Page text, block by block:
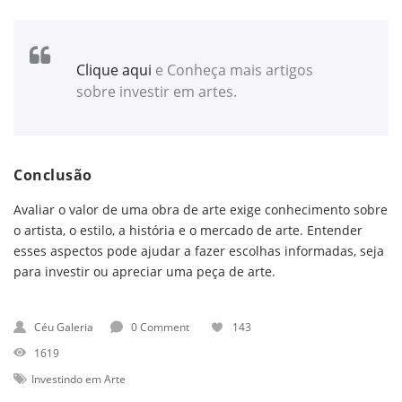
Clique aqui e Conheça mais artigos
sobre investir em artes.
Conclusão
Avaliar o valor de uma obra de arte exige conhecimento sobre
o artista, o estilo, a história e o mercado de arte. Entender
esses aspectos pode ajudar a fazer escolhas informadas, seja
para investir ou apreciar uma peça de arte.
Céu Galeria 0 Comment
143
1619
Investindo em Arte